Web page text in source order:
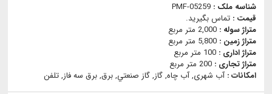
شناسه ملک : PMF-05259
قیمت : تماس بگیرید.
متراژ سوله : 2,000 متر مربع
متراژ زمین : 5,800 متر مربع
متراژ اداری : 100 متر مربع
متراژ تجاری : 200 متر مربع
امکانات :آب شهری, آب چاه, گاز, گاز صنعتي, برق, برق سه فاز, تلفن